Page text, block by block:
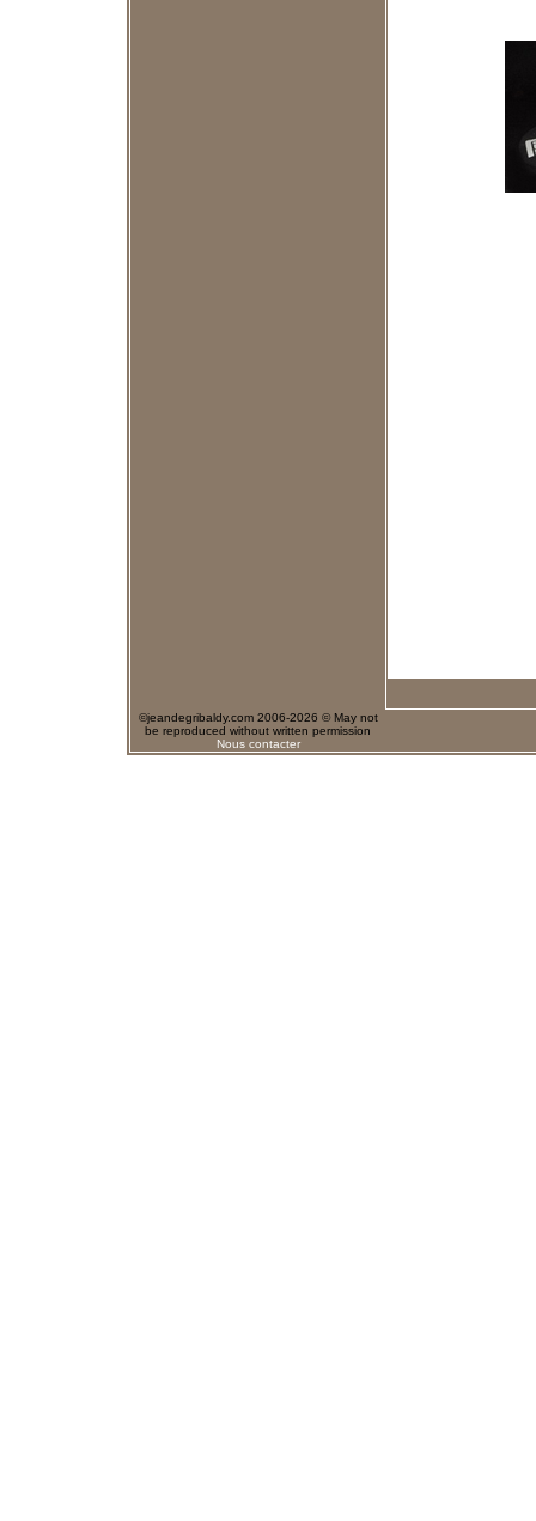
©jeandegribaldy.com 2006-2026 © May not
be reproduced without written permission
Nous contacter